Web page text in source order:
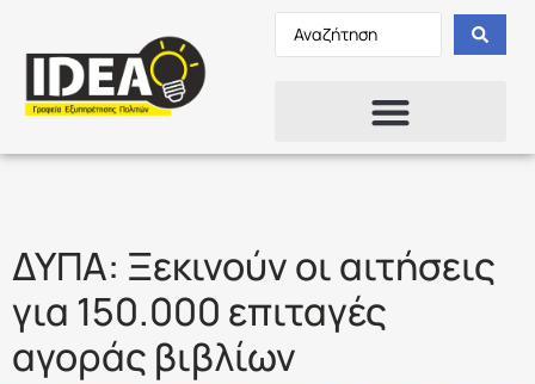
ΔΥΠΑ: Ξεκινούν οι αιτήσεις
για 150.000 επιταγές
αγοράς βιβλίων